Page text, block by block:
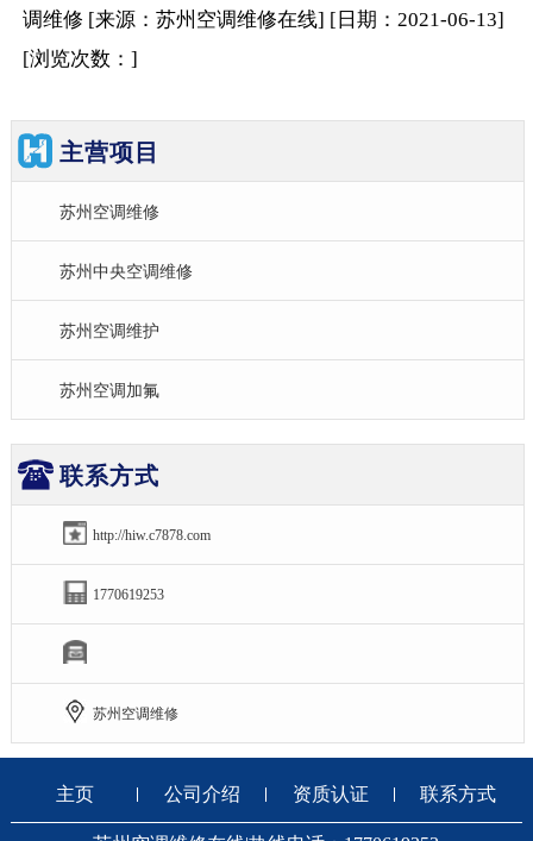
调维修 [来源：苏州空调维修在线] [日期：2021-06-13]
[浏览次数： ]
主营项目
苏州空调维修
苏州中央空调维修
苏州空调维护
苏州空调加氟
联系方式
http://hiw.c7878.com
1770619253
苏州空调维修
主页 公司介绍 资质认证 联系方式